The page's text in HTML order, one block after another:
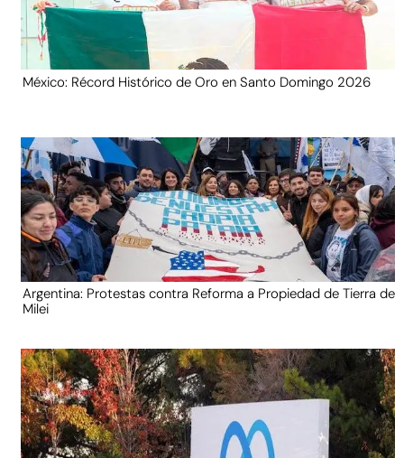
México: Récord Histórico de Oro en Santo Domingo 2026
Argentina: Protestas contra Reforma a Propiedad de Tierra de
Milei